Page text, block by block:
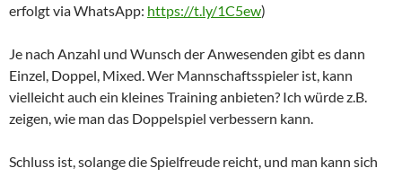
erfolgt via WhatsApp: https://t.ly/1C5ew)
Je nach Anzahl und Wunsch der Anwesenden gibt es dann
Einzel, Doppel, Mixed. Wer Mannschaftsspieler ist, kann
vielleicht auch ein kleines Training anbieten? Ich würde z.B.
zeigen, wie man das Doppelspiel verbessern kann.
Schluss ist, solange die Spielfreude reicht, und man kann sich